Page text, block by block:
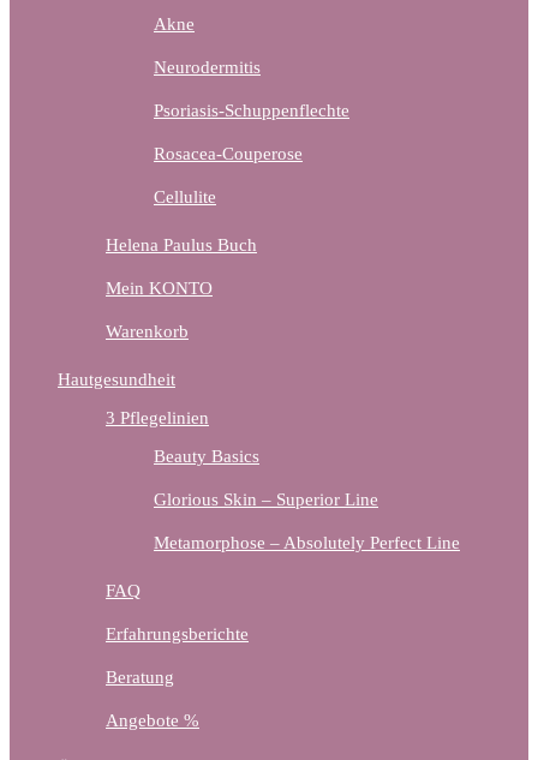
Akne
Neurodermitis
Psoriasis-Schuppenflechte
Rosacea-Couperose
Cellulite
Helena Paulus Buch
Mein KONTO
Warenkorb
Hautgesundheit
3 Pflegelinien
Beauty Basics
Glorious Skin – Superior Line
Metamorphose – Absolutely Perfect Line
FAQ
Erfahrungsberichte
Beratung
Angebote %